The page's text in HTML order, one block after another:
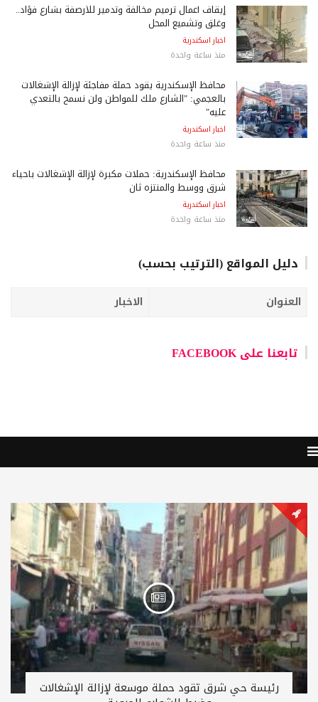
إيقاف أعمال ترميم مخالفة وتدمير للأرصفة بشارع فؤاد..
وغلق وتشميع المحل
اخبار اسكندرية
منذ ساعة واحدة
محافظ الإسكندرية يقود حملة مفاجئة لإزالة الإشغالات
بالعجمي: "الشارع ملك للمواطن ولن نسمح بالتعدي
عليه"
اخبار اسكندرية
منذ ساعة واحدة
محافظ الإسكندرية: حملات مكبرة لإزالة الإشغالات بأحياء
شرق ووسط والمنتزه ثان
اخبار اسكندرية
منذ ساعة واحدة
دليل المواقع (الترتيب بحسب)
العنوان الاخبار
تابعنا على FACEBOOK
رئيسة حي شرق تقود حملة موسعة لإزالة الإشغالات